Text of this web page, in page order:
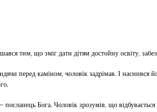
тим, що зміг дати дітям достойну освіту,
перед каміном, чоловік задрімав. І
Бога. Чоловік зрозумів, що